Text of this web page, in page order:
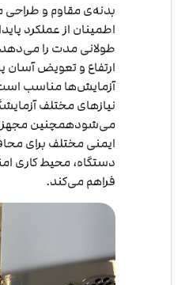
بدنه‌ی مقاوم و
اطمینان از عملکرد
طولانی مدت را
ارتفاع و تعویض آسان
آزمایش‌ها مناسب است
نیازهای مختلف
می‌شودهمچنین
ایمنی مختلف برای
دستگاه، محیط کاری
فراهم می‌کند.